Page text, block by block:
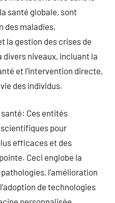
santé globale, sont
des maladies,
la gestion des crises de
divers niveaux, incluant la
et l’intervention directe,
des individus.
Ces entités
pour
efficaces et des
Ceci englobe la
l’amélioration
de technologies